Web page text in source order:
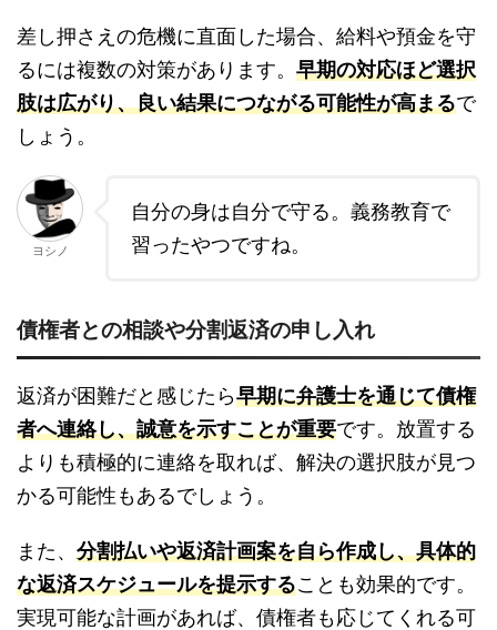
差し押さえの危機に直面した場合、給料や預金を守
るには複数の対策があります。 早期の対応ほど選択
肢は広がり、良い結果につながる可能性が高まるで
しょう。
ヨシノ
自分の身は自分で守る。義務教育で
習ったやつですね。
債権者との相談や分割返済の申し入れ
返済が困難だと感じたら早期に弁護士を通じて債権
者へ連絡し、誠意を示すことが重要です。放置する
よりも積極的に連絡を取れば、解決の選択肢が見つ
かる可能性もあるでしょう。
また、 分割払いや返済計画案を自ら作成し、具体的
な返済スケジュールを提示することも効果的です。
実現可能な計画があれば、債権者も応じてくれる可